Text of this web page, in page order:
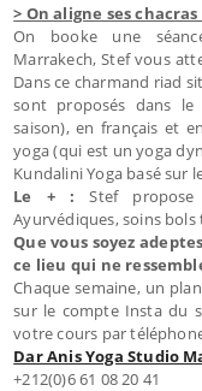
> On aligne ses
On booke une
Marrakech, Stef vous
Dans ce charmand riad
sont proposés dans
saison), en français et
yoga (qui est un yoga
Kundalini Yoga basé sur
Le + : Stef propose
Ayurvédiques, soins bols
Que vous soyez
ce lieu qui ne
Chaque semaine, un
sur le compte Insta du
votre cours par
Dar Anis Yoga Studio
+212(0)6 61 08 20 41